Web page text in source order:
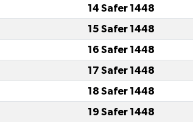
14 Safer 1448
15 Safer 1448
16 Safer 1448
17 Safer 1448
18 Safer 1448
19 Safer 1448